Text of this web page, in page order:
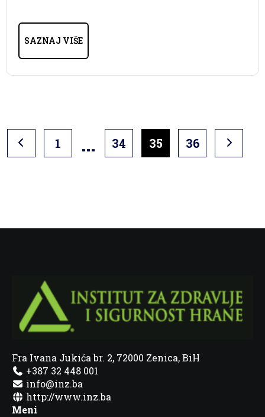
SAZNAJ VIŠE
1 … 34 35 36
Fra Ivana Jukića br. 2, 72000 Zenica, BiH
+387 32 448 001
info@inz.ba
http://www.inz.ba
Meni